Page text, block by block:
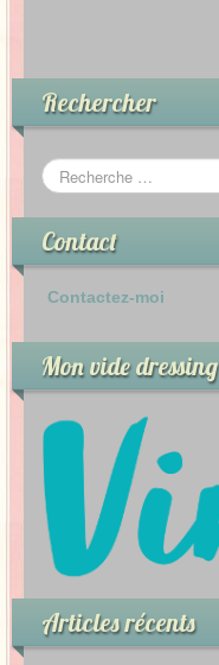
Rechercher
Contact
Contactez-moi
Mon vide dressing
Articles récents